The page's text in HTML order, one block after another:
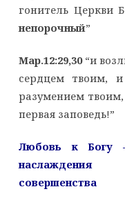
гонитель Церкви
непорочный”
Мар.12:29,30“и
сердцем твоим,
разумением
первая заповедь!”
Любовь к Богу
наслаждения
совершенства